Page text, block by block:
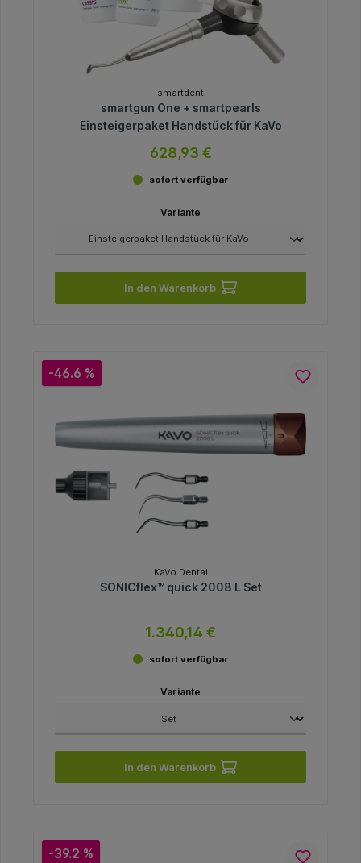
smartdent
smartgun One + smartpearls
Einsteigerpaket Handstück für KaVo
628,93 €
sofort verfügbar
Variante
In den Warenkorb
-46.6 %
KaVo Dental
SONICflex™ quick 2008 L Set
1.340,14 €
sofort verfügbar
Variante
In den Warenkorb
-39.2 %